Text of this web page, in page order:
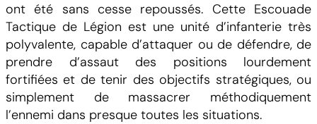
ont été sans cesse repoussés. Cette Escouade
Tactique de Légion est une unité d’infanterie très
polyvalente, capable d’attaquer ou de défendre, de
prendre d’assaut des positions lourdement
fortifiées et de tenir des objectifs stratégiques, ou
simplement de massacrer méthodiquement
l’ennemi dans presque toutes les situations.